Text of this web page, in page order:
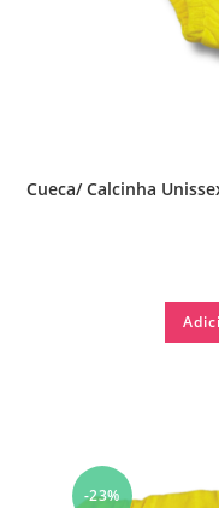
Cueca/ Calcinha
-23%